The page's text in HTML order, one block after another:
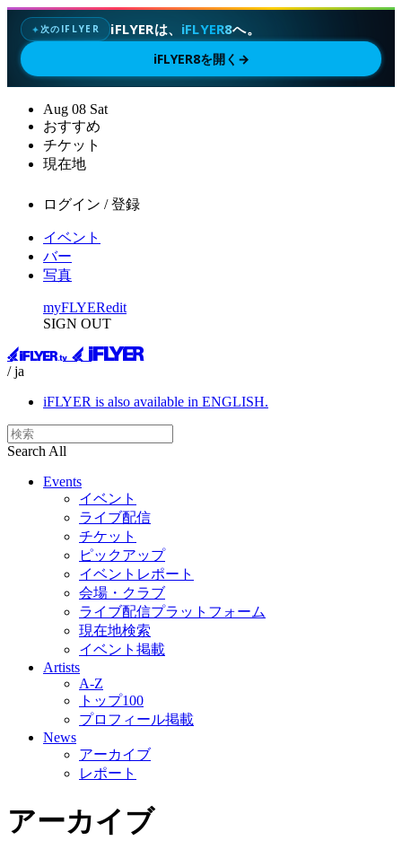
✦次のIFLYER iFLYERは、 iFLYER8へ。
iFLYER8を開く →
Aug 08 Sat
おすすめ
チケット
現在地
ログイン / 登録
イベント
バー
写真
myFLYERedit
SIGN OUT
/ ja
iFLYER is also available in ENGLISH.
Search All
Events
イベント
ライブ配信
チケット
ピックアップ
イベントレポート
会場・クラブ
ライブ配信プラットフォーム
現在地検索
イベント掲載
Artists
A-Z
トップ100
プロフィール掲載
News
アーカイブ
レポート
アーカイブ